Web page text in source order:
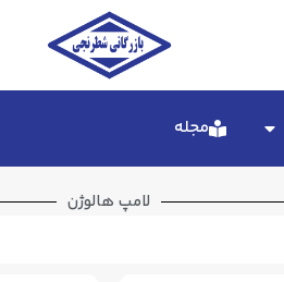
مجله
لامپ هالوژن